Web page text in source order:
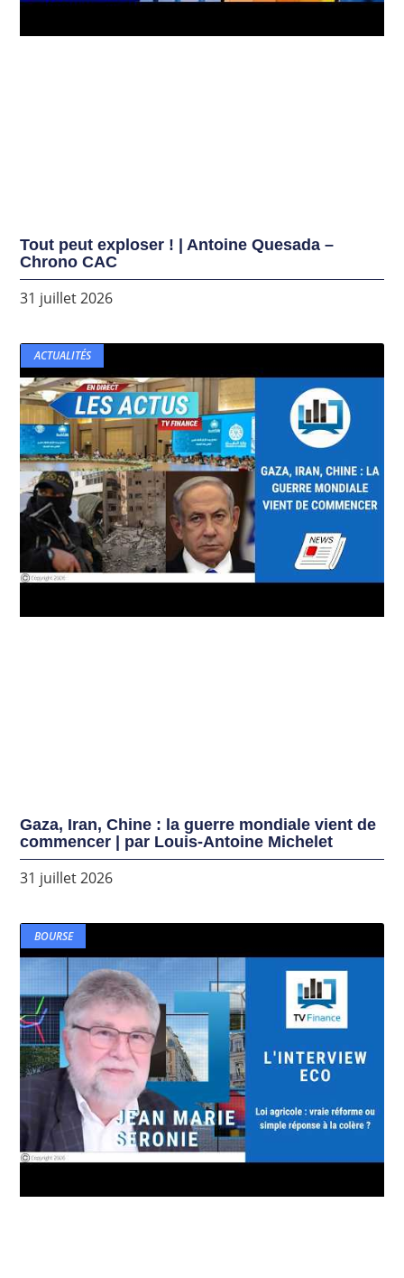
Tout peut exploser ! | Antoine Quesada –
Chrono CAC
31 juillet 2026
ACTUALITÉS
Gaza, Iran, Chine : la guerre mondiale vient de
commencer | par Louis-Antoine Michelet
31 juillet 2026
BOURSE